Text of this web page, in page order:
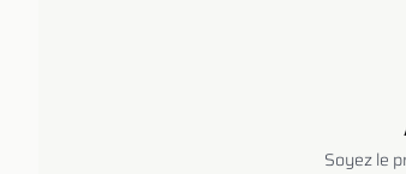
Soyez le